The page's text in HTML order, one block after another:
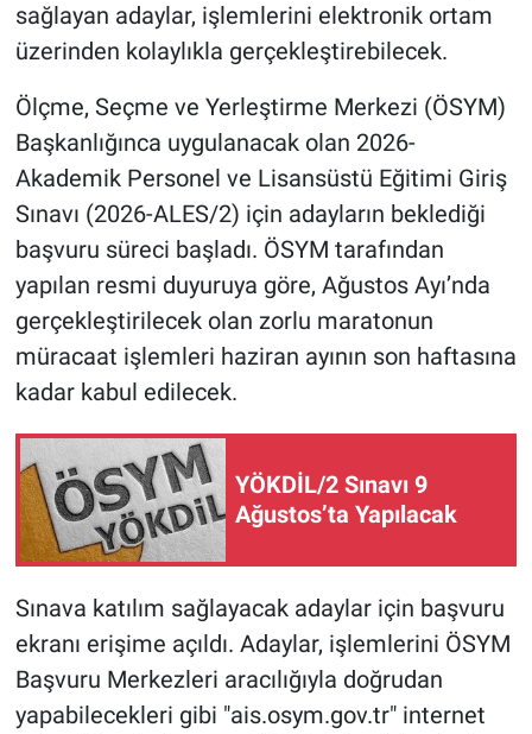
sağlayan adaylar, işlemlerini elektronik ortam
üzerinden kolaylıkla gerçekleştirebilecek.
Ölçme, Seçme ve Yerleştirme Merkezi (ÖSYM)
Başkanlığınca uygulanacak olan 2026-
Akademik Personel ve Lisansüstü Eğitimi Giriş
Sınavı (2026-ALES/2) için adayların beklediği
başvuru süreci başladı. ÖSYM tarafından
yapılan resmi duyuruya göre, Ağustos Ayı’nda
gerçekleştirilecek olan zorlu maratonun
müracaat işlemleri haziran ayının son haftasına
kadar kabul edilecek.
YÖKDİL/2 Sınavı 9
Ağustos’ta Yapılacak
Sınava katılım sağlayacak adaylar için başvuru
ekranı erişime açıldı. Adaylar, işlemlerini ÖSYM
Başvuru Merkezleri aracılığıyla doğrudan
yapabilecekleri gibi "ais.osym.gov.tr" internet